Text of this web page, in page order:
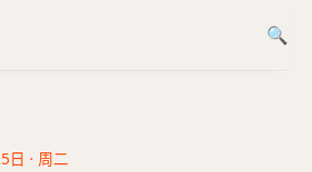
日 · 周二